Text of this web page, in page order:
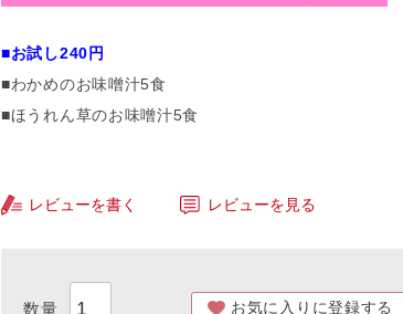
■お試し240円
■わかめのお味噌汁5食
■ほうれん草のお味噌汁5食
レビューを書く レビューを見る
お気に入りに登録する